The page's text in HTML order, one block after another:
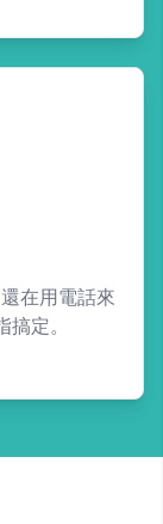
在用電話來
定。